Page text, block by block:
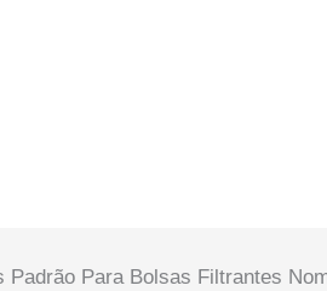
Padrão Para Bolsas Filtrantes